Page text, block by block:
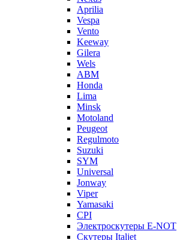
Aprilia
Vespa
Vento
Keeway
Gilera
Wels
ABM
Honda
Lima
Minsk
Motoland
Peugeot
Regulmoto
Suzuki
SYM
Universal
Jonway
Viper
Yamasaki
CPI
Электроскутеры E-NOT
Скутеры Italjet